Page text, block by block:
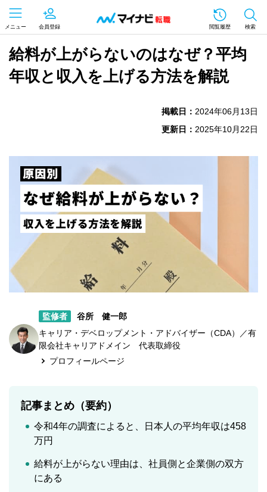
メニュー 会員登録 閲覧履歴 検索
給料が上がらないのはなぜ？平均
年収と収入を上げる方法を解説
掲載日： 2024年06月13日
更新日： 2025年10月22日
監修者
谷所 健一郎
キャリア・デベロップメント・アドバイザー（CDA）／有
限会社キャリアドメイン 代表取締役
プロフィールページ
記事まとめ（要約）
令和4年の調査によると、日本人の平均年収は458
万円
給料が上がらない理由は、社員側と企業側の双方
にある